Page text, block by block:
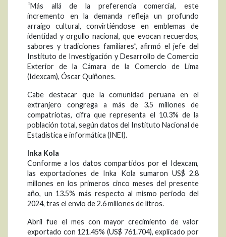
“Más allá de la preferencia comercial, este
incremento en la demanda refleja un profundo
arraigo cultural, convirtiéndose en emblemas de
identidad y orgullo nacional, que evocan recuerdos,
sabores y tradiciones familiares”, afirmó el jefe del
Instituto de Investigación y Desarrollo de Comercio
Exterior de la Cámara de la Comercio de Lima
(Idexcam), Óscar Quiñones.
Cabe destacar que la comunidad peruana en el
extranjero congrega a más de 3.5 millones de
compatriotas, cifra que representa el 10.3% de la
población total, según datos del Instituto Nacional de
Estadística e informática (INEI).
Inka Kola
Conforme a los datos compartidos por el Idexcam,
las exportaciones de Inka Kola sumaron US$ 2.8
millones en los primeros cinco meses del presente
año, un 13.5% más respecto al mismo periodo del
2024, tras el envío de 2.6 millones de litros.
Abril fue el mes con mayor crecimiento de valor
exportado con 121.45% (US$ 761.704), explicado por